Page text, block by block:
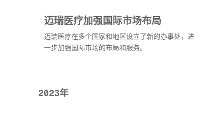
迈瑞医疗加强国际市场布局
迈瑞医疗在多个国家和地区设立了新的办事处，进
一步加强国际市场的布局和服务。
2023年